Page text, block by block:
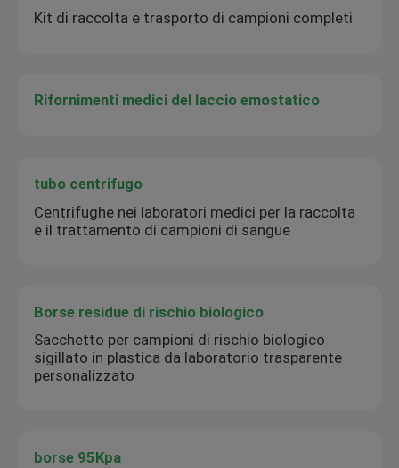
Kit di raccolta e trasporto di campioni completi
Rifornimenti medici del laccio emostatico
tubo centrifugo
Centrifughe nei laboratori medici per la raccolta
e il trattamento di campioni di sangue
Borse residue di rischio biologico
Sacchetto per campioni di rischio biologico
sigillato in plastica da laboratorio trasparente
personalizzato
borse 95Kpa